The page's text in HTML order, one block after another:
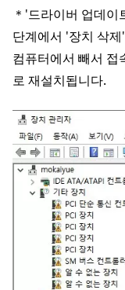
＊'드라이버 업데
단계에서 '장치 삭
컴퓨터에서 빼서 접
로 재설치됩니다.